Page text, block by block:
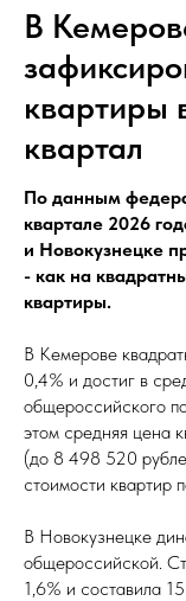
В
квартиры
квартал
По данным
квартале 2026
и Новокузнецке
- как на
квартиры.
В Кемерове
0,4% и достиг в
общероссийского
этом средняя цена
(до 8 498 520
стоимости квартир
В Новокузнецке
общероссийской.
1,6% и составила